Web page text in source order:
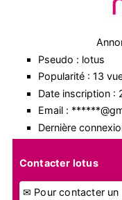
Pseudo : lotus
Popularité : 13
Date inscription :
Email :
Dernière
Contacter lotus
✉ Pour contacter